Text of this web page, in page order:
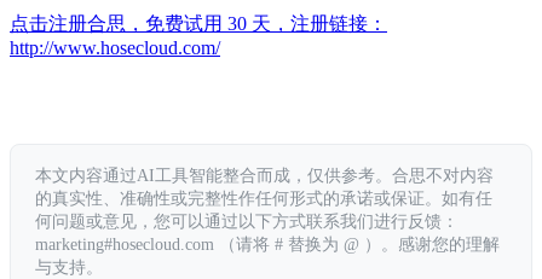
点击注册合思，免费试用 30 天，注册链接：
http://www.hosecloud.com/
本文内容通过AI工具智能整合而成，仅供参考。合思不对内容
的真实性、准确性或完整性作任何形式的承诺或保证。如有任
何问题或意见，您可以通过以下方式联系我们进行反馈：
marketing#hosecloud.com （请将 # 替换为 @ ）。感谢您的理解
与支持。